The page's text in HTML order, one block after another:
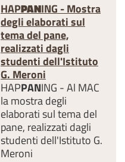
HAPPANING - Mostra
degli elaborati sul
tema del pane,
realizzati dagli
studenti dell'Istituto
G. Meroni
HAPPANING - Al MAC
la mostra degli
elaborati sul tema del
pane, realizzati dagli
studenti dell'Istituto G.
Meroni